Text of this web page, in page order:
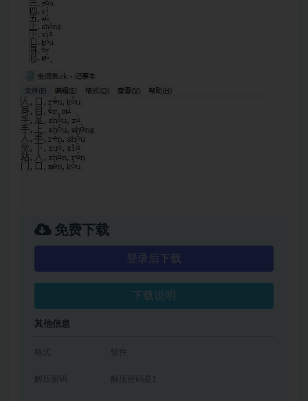
免费下载
登录后下载
下载说明
其他信息
格式
解压密码 解压密码是1